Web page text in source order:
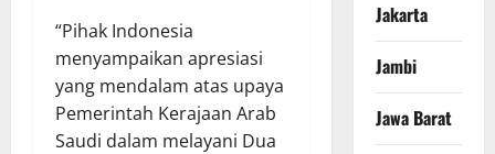
“Pihak Indonesia
menyampaikan apresiasi
yang mendalam atas upaya
Pemerintah Kerajaan Arab
Saudi dalam melayani Dua
Jakarta
Jambi
Jawa Barat